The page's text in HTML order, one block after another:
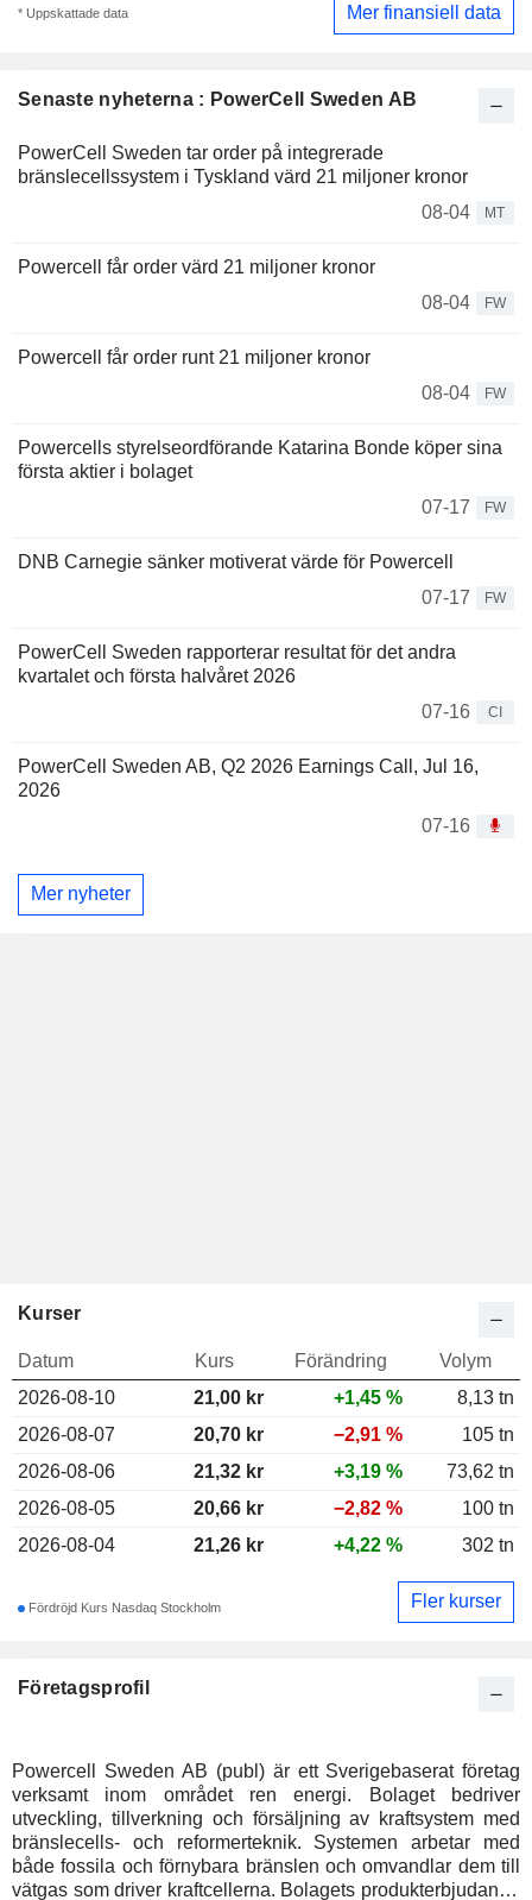
Senaste nyheterna : PowerCell Sweden AB
PowerCell Sweden tar order på integrerade
bränslecellssystem i Tyskland värd 21 miljoner kronor
08-04
MT
Powercell får order värd 21 miljoner kronor
08-04
FW
Powercell får order runt 21 miljoner kronor
08-04
FW
Powercells styrelseordförande Katarina Bonde köper sina
första aktier i bolaget
07-17
FW
DNB Carnegie sänker motiverat värde för Powercell
07-17
FW
PowerCell Sweden rapporterar resultat för det andra
kvartalet och första halvåret 2026
07-16
CI
PowerCell Sweden AB, Q2 2026 Earnings Call, Jul 16,
2026
07-16
Mer nyheter
* Uppskattade data Mer finansiell data
Företagsprofil
Powercell Sweden AB (publ) är ett Sverigebaserat företag
verksamt inom området ren energi. Bolaget bedriver
utveckling, tillverkning och försäljning av kraftsystem med
bränslecells- och reformerteknik. Systemen arbetar med
både fossila och förnybara bränslen och omvandlar dem till
vätgas som driver kraftcellerna. Bolagets produkterbjudande
Kurser
Datum Kurs Förändring
Volym
2026-08-10
21,00 kr +1,45 %
8,13 tn
2026-08-07
20,70 kr −2,91 %
105 tn
2026-08-06
21,32 kr +3,19 %
73,62 tn
2026-08-05
20,66 kr −2,82 %
100 tn
2026-08-04
21,26 kr +4,22 % 302 tn
Fördröjd Kurs Nasdaq Stockholm Fler kurser